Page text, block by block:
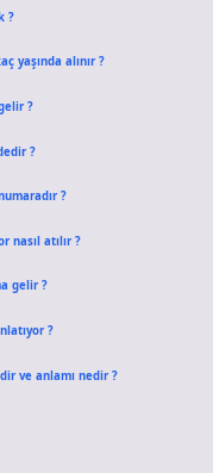
?
yaşında alınır ?
?
?
?
nasıl atılır ?
gelir ?
?
ve anlamı nedir ?